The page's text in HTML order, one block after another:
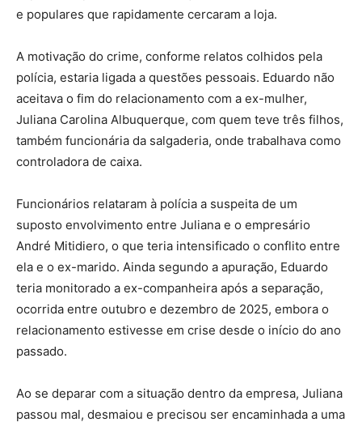
e populares que rapidamente cercaram a loja.
A motivação do crime, conforme relatos colhidos pela
polícia, estaria ligada a questões pessoais. Eduardo não
aceitava o fim do relacionamento com a ex-mulher,
Juliana Carolina Albuquerque, com quem teve três filhos,
também funcionária da salgaderia, onde trabalhava como
controladora de caixa.
Funcionários relataram à polícia a suspeita de um
suposto envolvimento entre Juliana e o empresário
André Mitidiero, o que teria intensificado o conflito entre
ela e o ex-marido. Ainda segundo a apuração, Eduardo
teria monitorado a ex-companheira após a separação,
ocorrida entre outubro e dezembro de 2025, embora o
relacionamento estivesse em crise desde o início do ano
passado.
Ao se deparar com a situação dentro da empresa, Juliana
passou mal, desmaiou e precisou ser encaminhada a uma